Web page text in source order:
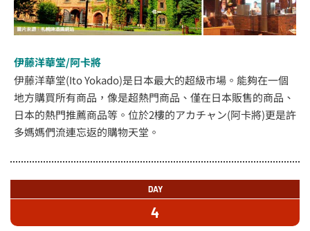
伊藤洋華堂/阿卡將
伊藤洋華堂(Ito Yokado)是日本最大的超級市場。能夠在一個
地方購買所有商品，像是超熱門商品、僅在日本販售的商品、
日本的熱門推薦商品等。位於2樓的アカチャン(阿卡將)更是許
多媽媽們流連忘返的購物天堂。
DAY
4